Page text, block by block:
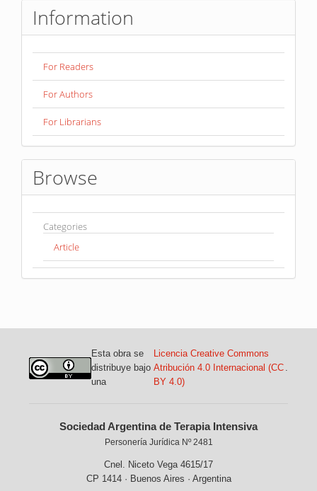
Information
For Readers
For Authors
For Librarians
Browse
Categories
Article
Esta obra se
distribuye bajo
una
Licencia Creative Commons
Atribución 4.0 Internacional (CC
BY 4.0)
.
Sociedad Argentina de Terapia Intensiva
Personería Jurídica Nº 2481
Cnel. Niceto Vega 4615/17
CP 1414 · Buenos Aires · Argentina